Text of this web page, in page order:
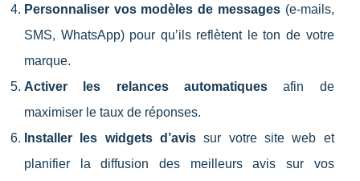
Personnaliser vos modèles de messages(e-mails,
SMS, WhatsApp) pour qu’ils reflètent le ton de votre
marque.
Activer les relances automatiquesafin de
maximiser le taux de réponses.
Installer les widgets d’avissur votre site web et
planifier la diffusion des meilleurs avis sur vos